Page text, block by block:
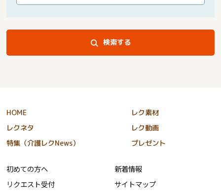
検索する
HOME
レク素材
レクネタ
レク動画
特集（介護レクNews）
プレゼント
初めての方へ
リクエスト受付
新着情報
サイトマップ